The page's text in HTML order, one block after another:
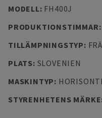
MODELL: FH400J
PRODUKTIONSTIMMAR:
TILLÄMPNINGSTYP:
PLATS: SLOVENIEN
MASKINTYP:
STYRENHETENS MÄRKE